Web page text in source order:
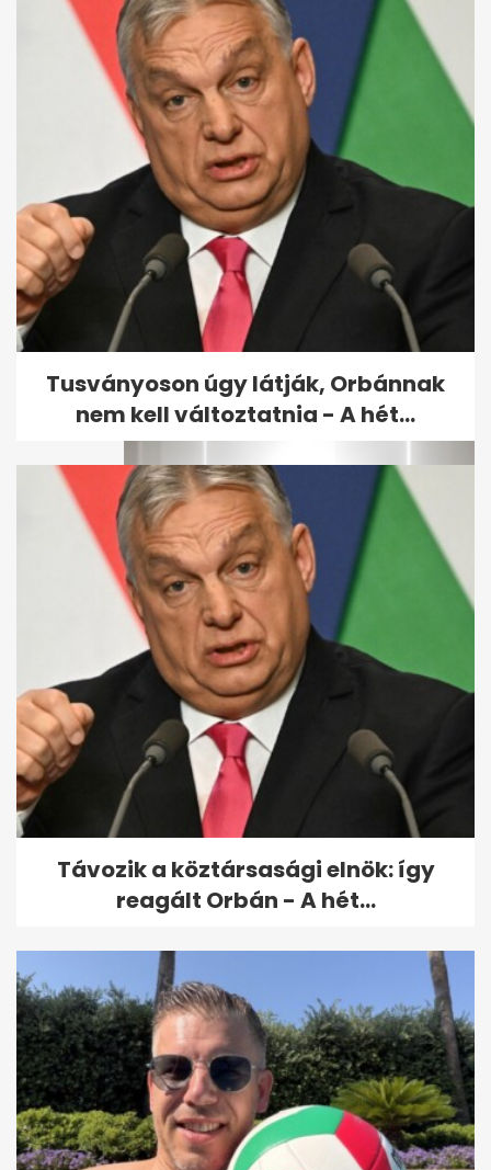
Kiszivárgott az exfideszes
levele a gyulai
városvezetésről
Külön sajtótájékoztatót
rendezett egy ajtó
felavatásának egy...
Tusványoson úgy látják, Orbánnak
nem kell változtatnia - A hét...
Távozik a köztársasági elnök: így
reagált Orbán - A hét...